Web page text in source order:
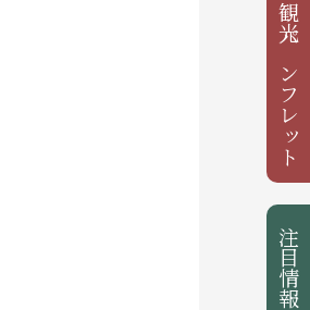
観光パンフレット
注目情報